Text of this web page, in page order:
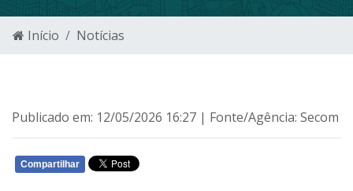
Início Notícias
Publicado em: 12/05/2026 16:27 | Fonte/Agência: Secom
Compartilhar